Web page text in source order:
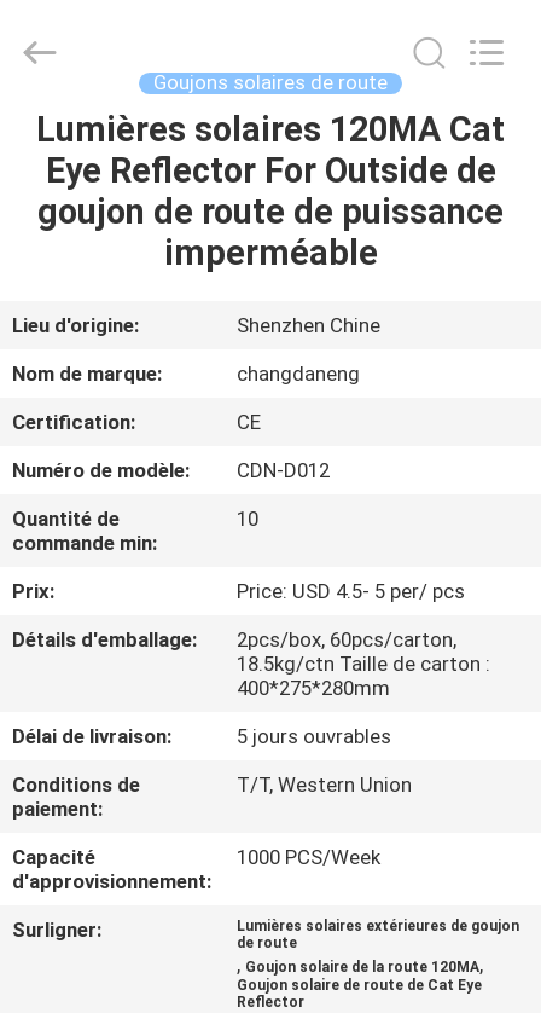
MAISON
DES
À
PROPOS
DE
VISITE
L'USINE
DE
QUALITÉ
NOUS
CONTACTER
Technology
Goujons solaires de route
Lumières solaires 120MA Cat
Eye Reflector For Outside de
goujon de route de puissance
imperméable
Lieu d'origine:
Shenzhen Chine
Nom de marque:
changdaneng
Certification:
CE
Numéro de modèle:
CDN-D012
Quantité de
commande min:
10
Prix:
Price: USD 4.5- 5 per/ pcs
Détails d'emballage:
2pcs/box, 60pcs/carton,
18.5kg/ctn Taille de carton :
400*275*280mm
Délai de livraison:
5 jours ouvrables
Conditions de
paiement:
T/T, Western Union
Capacité
d'approvisionnement:
1000 PCS/Week
Surligner:
Lumières solaires extérieures de goujon
de route
, Goujon solaire de la route 120MA,
Goujon solaire de route de Cat Eye
Reflector